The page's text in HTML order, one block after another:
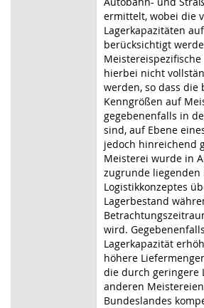
ermittelt, wobei die
Lagerkapazitäten
berücksichtigt
hierbei nicht
werden, so dass die
Kenngrößen auf
gegebenenfalls in
sind, auf Ebene
jedoch hinreichend
Meisterei wurde in
zugrunde liegenden
Logistikkonzeptes
Lagerbestand
wird.
Lagerkapazität
höhere
die durch geringere
anderen
Bundeslandes